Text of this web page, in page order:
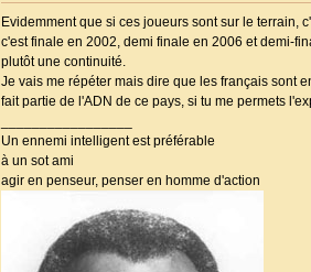
Evidemment que si ces joueurs sont sur le terrain,
c'est finale en 2002, demi finale en 2006 et demi-
plutôt une continuité.
Je vais me répéter mais dire que les français sont
fait partie de l'ADN de ce pays, si tu me permets
Un ennemi intelligent est préférable
à un sot ami
agir en penseur, penser en homme d'action